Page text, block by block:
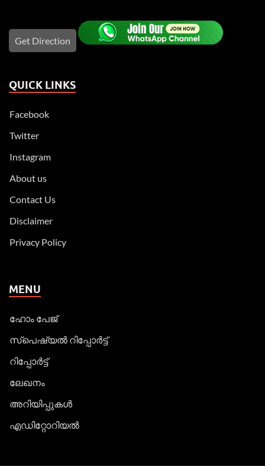
Get Direction
QUICK LINKS
Facebook
Twitter
Instagram
About us
Contact Us
Disclaimer
Privacy Policy
MENU
ഹോം പേജ്
സ്പെഷ്യൽ റിപ്പോര്‍ട്ട്
റിപ്പോര്‍ട്ട്
ലേഖനം
അറിയിപ്പുകള്‍
എഡിറ്റോറിയല്‍